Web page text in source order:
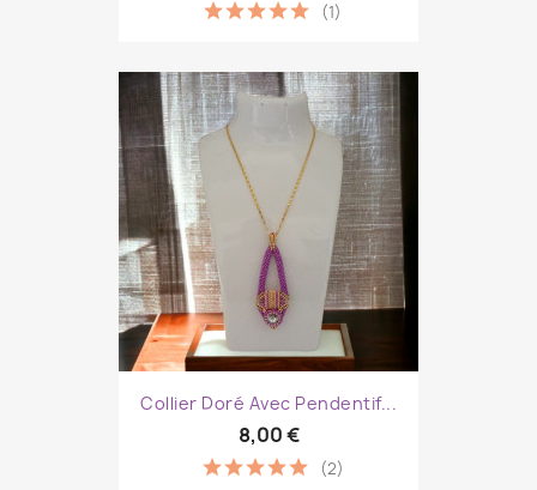
(1)
Collier Doré Avec Pendentif...
8,00 €
(2)